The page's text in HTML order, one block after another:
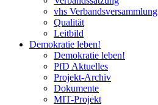
vhs Verbandsversammlung
Qualität
Leitbild
Demokratie leben!
Demokratie leben!
PfD Aktuelles
Projekt-Archiv
Dokumente
MIT-Projekt